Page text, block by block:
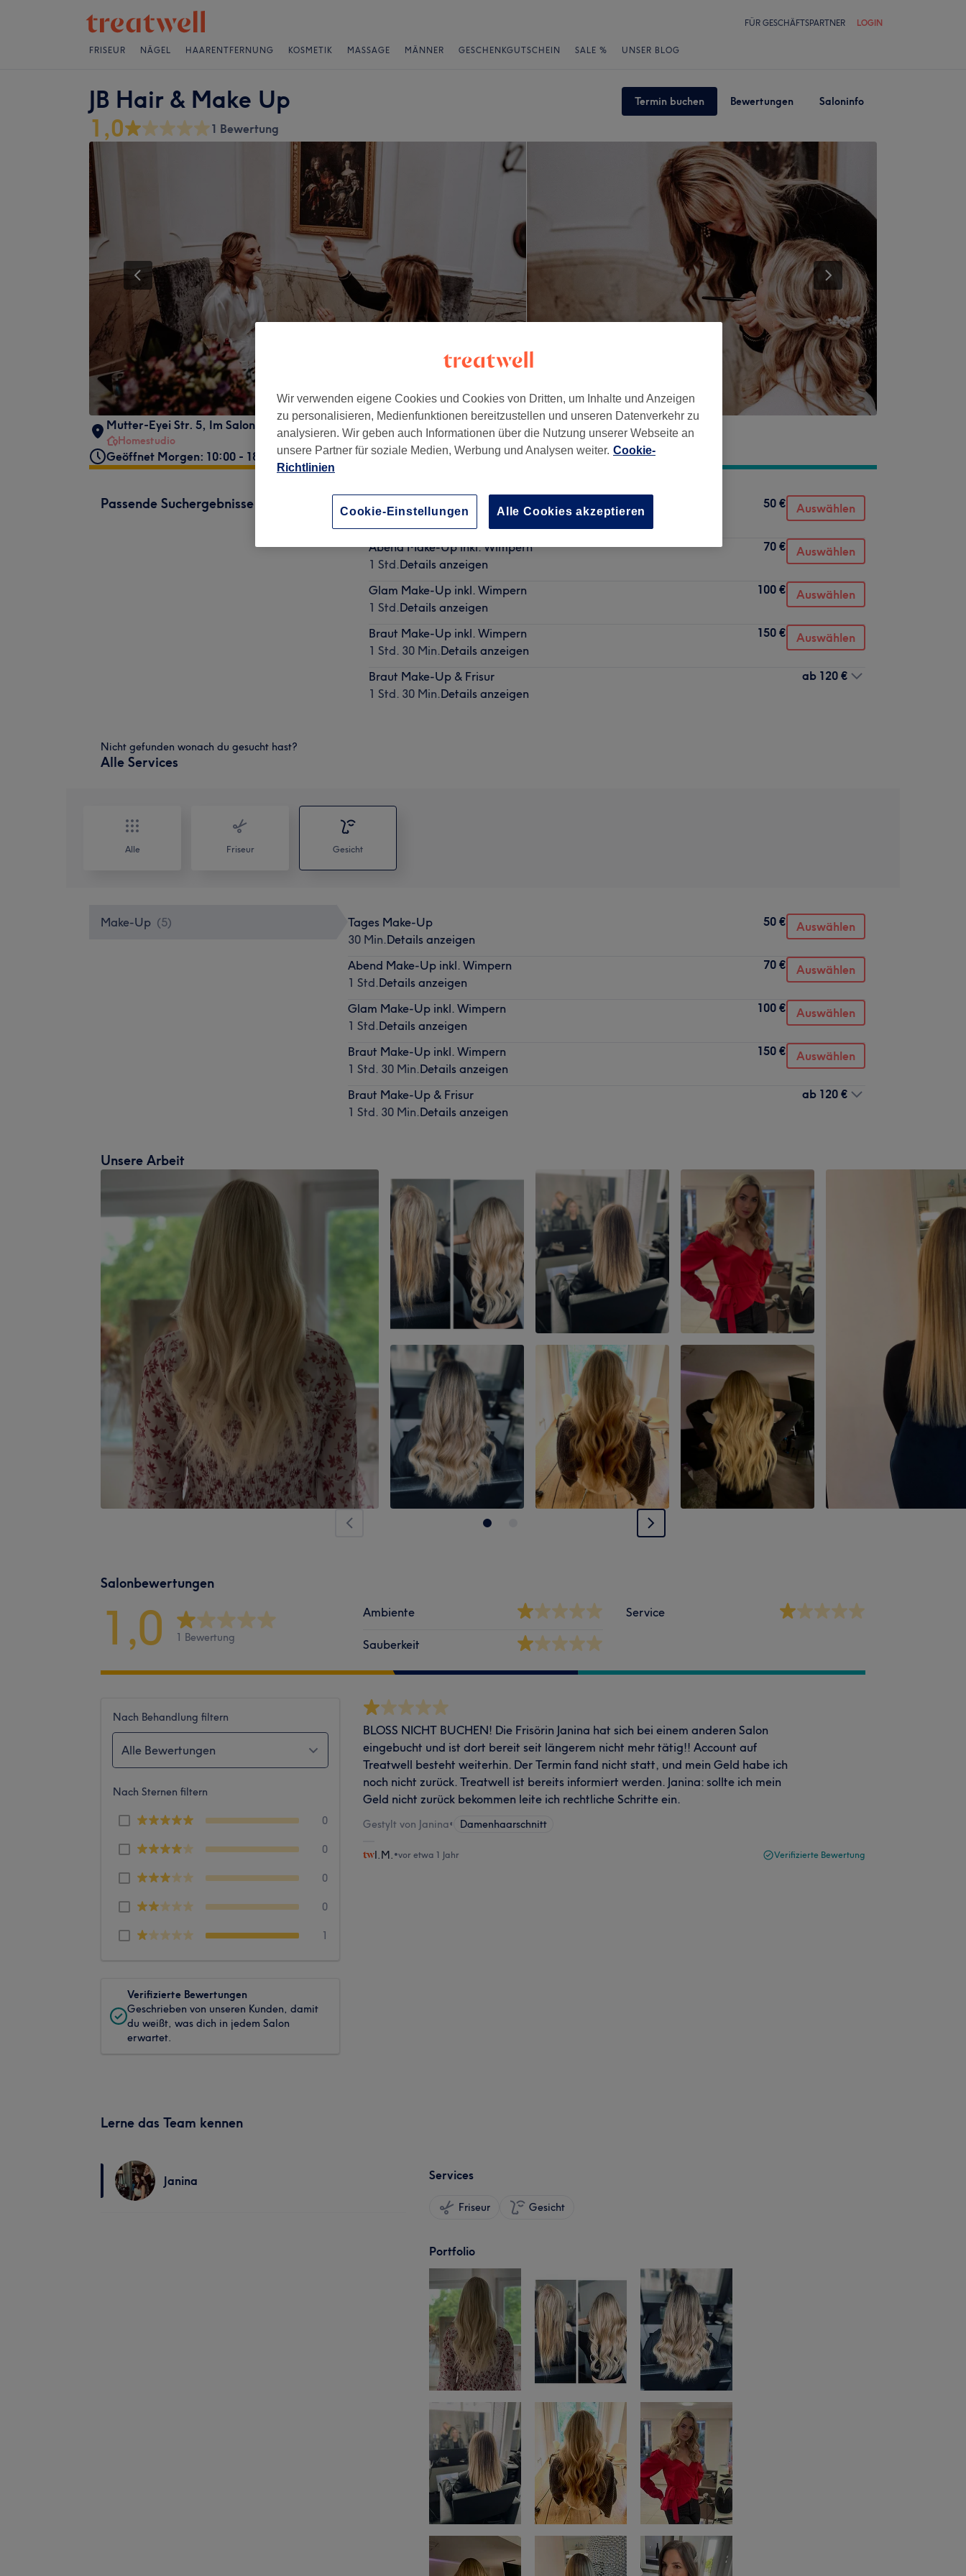
FÜR GESCHÄFTSPARTNER LOGIN
FRISEUR NÄGEL HAARENTFERNUNG KOSMETIK MASSAGE MÄNNER GESCHENKGUTSCHEIN SALE % UNSER BLOG
JB Hair & Make Up Termin buchen Bewertungen Saloninfo
1,0 1 Bewertung
Mutter-Eyei Str. 5, Im Salon by Aura Hairstyling, Düsseldorf, 40213
Homestudio
Geöffnet Morgen: 10:00 - 18:00
Passende Suchergebnisse
Tages Make-Up
Details anzeigen
50 € Auswählen
Abend Make-Up inkl. Wimpern
1 Std.Details anzeigen
70 € Auswählen
Glam Make-Up inkl. Wimpern
1 Std.Details anzeigen
100 € Auswählen
Braut Make-Up inkl. Wimpern
1 Std. 30 Min.Details anzeigen
150 € Auswählen
Braut Make-Up & Frisur
1 Std. 30 Min.Details anzeigen
ab 120 €
Nicht gefunden wonach du gesucht hast?
Alle Services
Alle Friseur Gesicht
Make-Up (5)
Tages Make-Up
30 Min.Details anzeigen
50 € Auswählen
Abend Make-Up inkl. Wimpern
1 Std.Details anzeigen
70 € Auswählen
Glam Make-Up inkl. Wimpern
1 Std.Details anzeigen
100 € Auswählen
Braut Make-Up inkl. Wimpern
1 Std. 30 Min.Details anzeigen
150 € Auswählen
Braut Make-Up & Frisur
1 Std. 30 Min.Details anzeigen
ab 120 €
Unsere Arbeit
Salonbewertungen
1,0 1 Bewertung
Ambiente
Sauberkeit
Service
Nach Behandlung filtern
Alle Bewertungen
Nach Sternen filtern
0
0
0
0
1
Verifizierte Bewertungen
Geschrieben von unseren Kunden, damit
du weißt, was dich in jedem Salon
erwartet.
BLOSS NICHT BUCHEN! Die Frisörin Janina hat sich bei einem anderen Salon
eingebucht und ist dort bereit seit längerem nicht mehr tätig!! Account auf
Treatwell besteht weiterhin. Der Termin fand nicht statt, und mein Geld habe ich
noch nicht zurück. Treatwell ist bereits informiert werden. Janina: sollte ich mein
Geld nicht zurück bekommen leite ich rechtliche Schritte ein.
Gestylt von Janina• Damenhaarschnitt
I.M. •vor etwa 1 Jahr Verifizierte Bewertung
Lerne das Team kennen
Janina Services
Friseur Gesicht
Portfolio
Wir verwenden eigene Cookies und Cookies von Dritten, um Inhalte und Anzeigen
zu personalisieren, Medienfunktionen bereitzustellen und unseren Datenverkehr zu
analysieren. Wir geben auch Informationen über die Nutzung unserer Webseite an
unsere Partner für soziale Medien, Werbung und Analysen weiter. Cookie-
Richtlinien
Cookie-Einstellungen Alle Cookies akzeptieren